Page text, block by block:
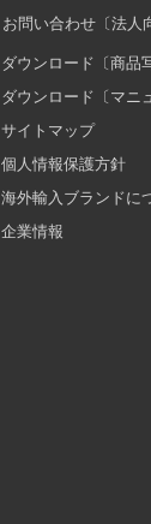
お問い合わせ〔法人
ダウンロード〔商品
ダウンロード〔マニ
サイトマップ
個人情報保護方針
海外輸入ブランドに
企業情報